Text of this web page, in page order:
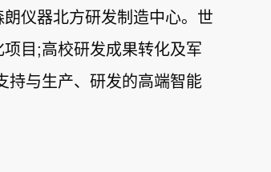
仪器北方研发制造中心。世
目;高校研发成果转化及军
持与生产、研发的高端智能